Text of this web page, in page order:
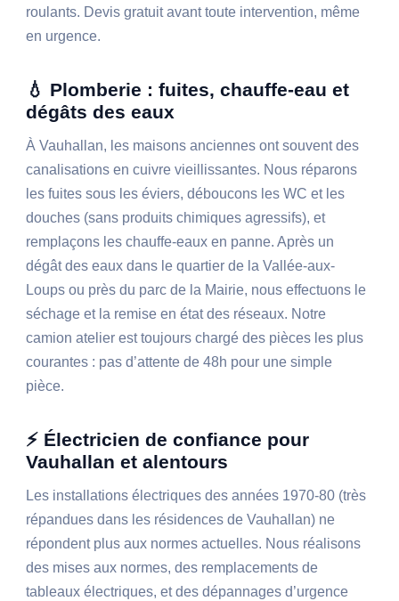
roulants. Devis gratuit avant toute intervention, même
en urgence.
💧 Plomberie : fuites, chauffe-eau et
dégâts des eaux
À Vauhallan, les maisons anciennes ont souvent des
canalisations en cuivre vieillissantes. Nous réparons
les fuites sous les éviers, déboucons les WC et les
douches (sans produits chimiques agressifs), et
remplaçons les chauffe-eaux en panne. Après un
dégât des eaux dans le quartier de la Vallée-aux-
Loups ou près du parc de la Mairie, nous effectuons le
séchage et la remise en état des réseaux. Notre
camion atelier est toujours chargé des pièces les plus
courantes : pas d’attente de 48h pour une simple
pièce.
⚡ Électricien de confiance pour
Vauhallan et alentours
Les installations électriques des années 1970-80 (très
répandues dans les résidences de Vauhallan) ne
répondent plus aux normes actuelles. Nous réalisons
des mises aux normes, des remplacements de
tableaux électriques, et des dépannages d’urgence